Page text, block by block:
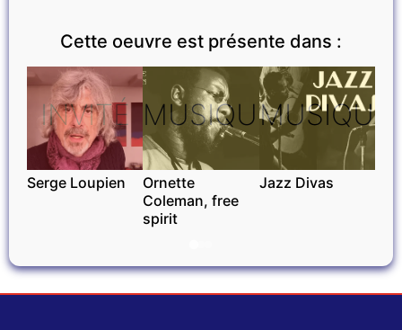
Cette oeuvre est présente dans :
INVITÉ
Serge Loupien
MUSIQUE
Ornette
Coleman, free
spirit
MUSIQUE
Jazz Divas